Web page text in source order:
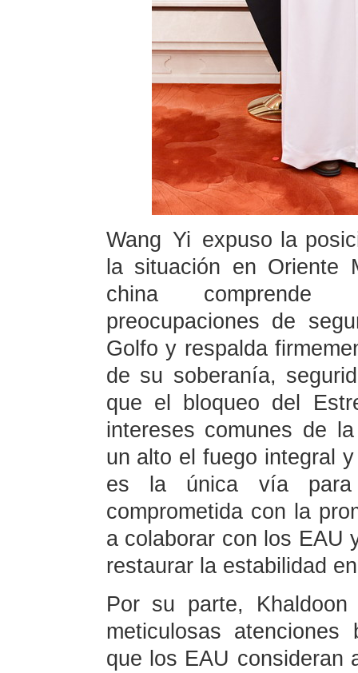
Wang Yi expuso la
la situación en Oriente
china comprende
preocupaciones de
Golfo y respalda
de su soberanía,
que el bloqueo del
intereses comunes de
un alto el fuego integral
es la única vía para
comprometida con la
a colaborar con los EAU
restaurar la estabilidad
Por su parte,
meticulosas
que los EAU consideran